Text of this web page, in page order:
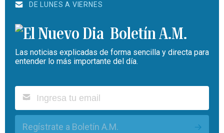
DE LUNES A VIERNES
Boletín A.M.
Las noticias explicadas de forma sencilla y directa para
entender lo más importante del día.
Regístrate a Boletín A.M.